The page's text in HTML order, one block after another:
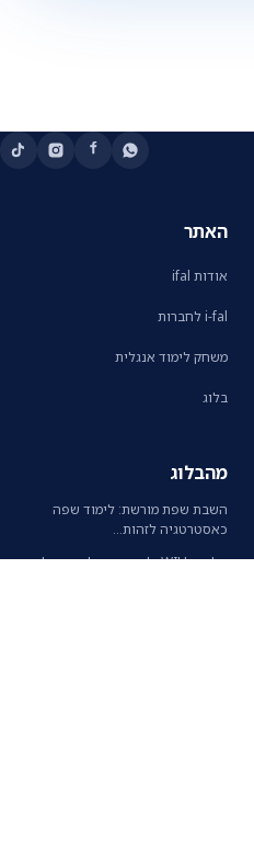
האתר
אודות ifal
i-fal לחברות
משחק לימוד אנגלית
בלוג
מהבלוג
השבת שפת מורשת: לימוד שפה
כאסטרטגיה לזהות…
עליית WILL: למידת אנגלית משולבת